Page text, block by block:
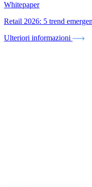
Whitepaper
Retail 2026: 5 trend
Ulteriori informazioni